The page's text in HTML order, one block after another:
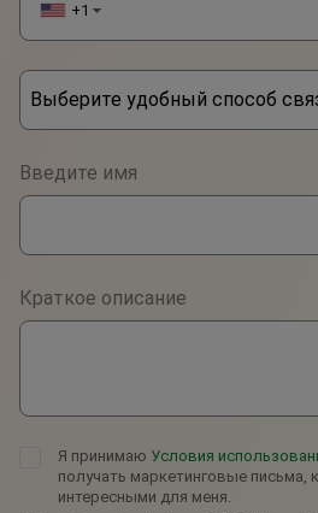
+1 ▼
Выберите удобный способ
WhatsApp
Viber
Telegram
Введите имя
Краткое описание
Я принимаю Условия
получать маркетинговые письма,
интересными для меня.